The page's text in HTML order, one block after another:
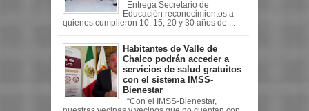
Entrega Secretario de
Educación reconocimientos a
quienes cumplieron 10, 15, 20 y 30 años de ...
Habitantes de Valle de
Chalco podrán acceder a
servicios de salud gratuitos
con el sistema IMSS-
Bienestar
“Con el IMSS-Bienestar,